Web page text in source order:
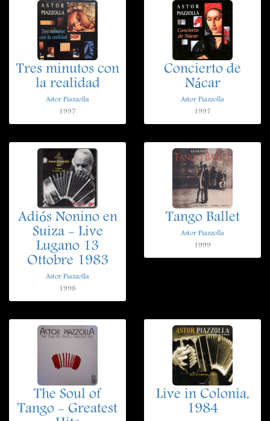
Tres minutos con
la realidad
Astor Piazzolla
1997
Concierto de
Nácar
Astor Piazzolla
1997
Adiós Nonino en
Suiza - Live
Lugano 13
Ottobre 1983
Astor Piazzolla
1998
Tango Ballet
Astor Piazzolla
1999
The Soul of
Tango - Greatest
Live in Colonia,
1984